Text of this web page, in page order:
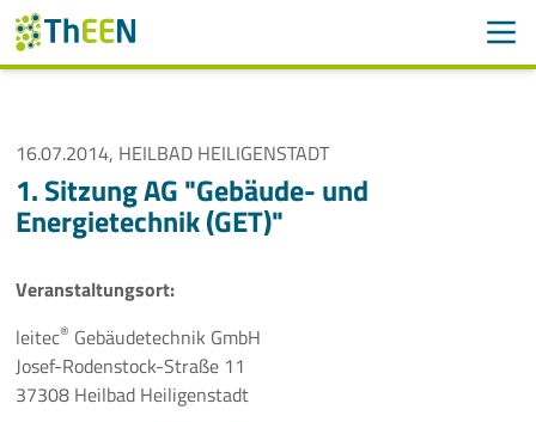
Navigation überspringen
ThEEN
Services
Mitglieder
Aktivitäten
Veranstaltungen
16.07.2014, HEILBAD HEILIGENSTADT
1. Sitzung AG "Gebäude- und
Energietechnik (GET)"
Veranstaltungsort:
leitec® Gebäudetechnik GmbH
Josef-Rodenstock-Straße 11
37308 Heilbad Heiligenstadt